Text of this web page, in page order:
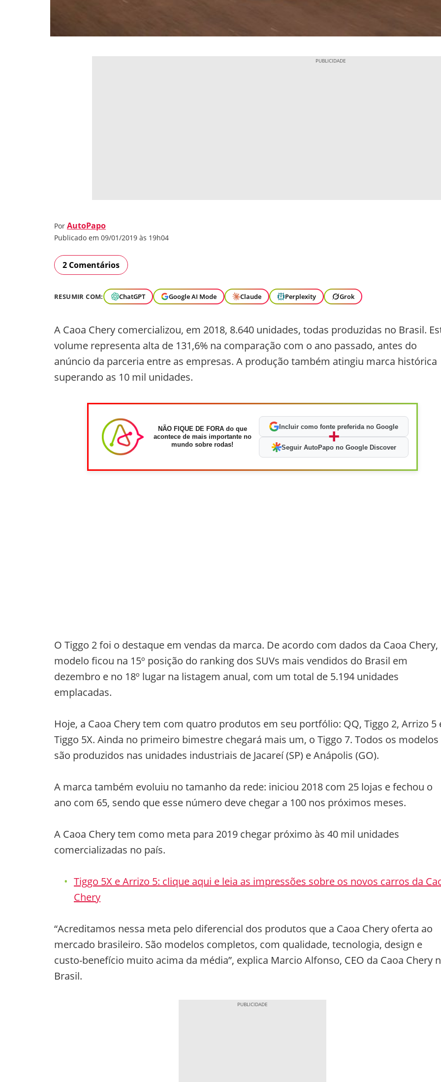
Por AutoPapo
Publicado em 09/01/2019 às 19h04
2 Comentários
RESUMIR COM: ChatGPT Google AI Mode Claude Perplexity Grok
A Caoa Chery comercializou, em 2018, 8.640 unidades, todas produzidas no Brasil.
volume representa alta de 131,6% na comparação com o ano passado, antes do
anúncio da parceria entre as empresas. A produção também atingiu marca histórica
superando as 10 mil unidades.
NÃO FIQUE DE FORA do que
acontece de mais importante no
mundo sobre rodas!
Incluir como fonte preferida no Google
+
Seguir AutoPapo no Google Discover
O Tiggo 2 foi o destaque em vendas da marca. De acordo com dados da Caoa Chery,
modelo ficou na 15º posição do ranking dos SUVs mais vendidos do Brasil em
dezembro e no 18º lugar na listagem anual, com um total de 5.194 unidades
emplacadas.
Hoje, a Caoa Chery tem com quatro produtos em seu portfólio: QQ, Tiggo 2, Arrizo 5
Tiggo 5X. Ainda no primeiro bimestre chegará mais um, o Tiggo 7. Todos os modelos
são produzidos nas unidades industriais de Jacareí (SP) e Anápolis (GO).
A marca também evoluiu no tamanho da rede: iniciou 2018 com 25 lojas e fechou o
ano com 65, sendo que esse número deve chegar a 100 nos próximos meses.
A Caoa Chery tem como meta para 2019 chegar próximo às 40 mil unidades
comercializadas no país.
Tiggo 5X e Arrizo 5: clique aqui e leia as impressões sobre os novos carros da
Chery
“Acreditamos nessa meta pelo diferencial dos produtos que a Caoa Chery oferta ao
mercado brasileiro. São modelos completos, com qualidade, tecnologia, design e
custo-benefício muito acima da média”, explica Marcio Alfonso, CEO da Caoa Chery
Brasil.